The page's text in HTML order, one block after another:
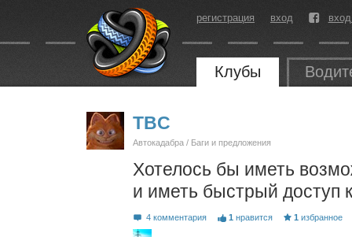
регистрация вход
Клубы
TBC
Автокадабра / Баги и предложения
Хотелось бы иметь
и иметь быстрый доступ
4 комментария 1 нравится 1 избранное